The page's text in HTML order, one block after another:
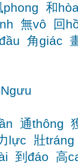
phong 和
無vô 回
角giác
通thông
lực 壯tráng
到đáo 高